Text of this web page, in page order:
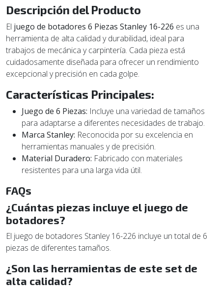
Descripción del Producto
El juego de botadores 6 Piezas Stanley 16-226 es una
herramienta de alta calidad y durabilidad, ideal para
trabajos de mecánica y carpintería. Cada pieza está
cuidadosamente diseñada para ofrecer un rendimiento
excepcional y precisión en cada golpe.
Características Principales:
Juego de 6 Piezas: Incluye una variedad de tamaños
para adaptarse a diferentes necesidades de trabajo.
Marca Stanley: Reconocida por su excelencia en
herramientas manuales y de precisión.
Material Duradero: Fabricado con materiales
resistentes para una larga vida útil.
FAQs
¿Cuántas piezas incluye el juego de
botadores?
El juego de botadores Stanley 16-226 incluye un total de 6
piezas de diferentes tamaños.
¿Son las herramientas de este set de
alta calidad?